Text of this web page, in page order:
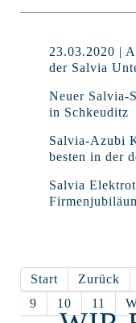
23.03.2020 |
der Salvia
Neuer Salvia-
in Schkeuditz
Salvia-Azubi
besten in der
Salvia
Start Zurück
9
10 11